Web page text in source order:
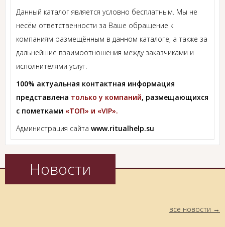
Данный каталог является условно бесплатным. Мы не
несём ответственности за Ваше обращение к
компаниям размещённым в данном каталоге, а также за
дальнейшие взаимоотношения между заказчиками и
исполнителями услуг.
100% актуальная контактная информация
представлена только у компаний, размещающихся
с пометками «ТОП» и «VIP».
Администрация сайта www.ritualhelp.su
Новости
все новости